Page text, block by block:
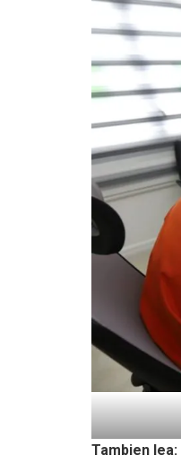
Tambien lea: